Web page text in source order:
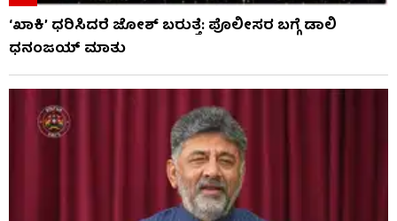
‘ಖಾಕಿ’ ಧರಿಸಿದರೆ ಜೋಶ್ ಬರುತ್ತೆ: ಪೊಲೀಸರ ಬಗ್ಗೆ ಡಾಲಿ
ಧನಂಜಯ್ ಮಾತು